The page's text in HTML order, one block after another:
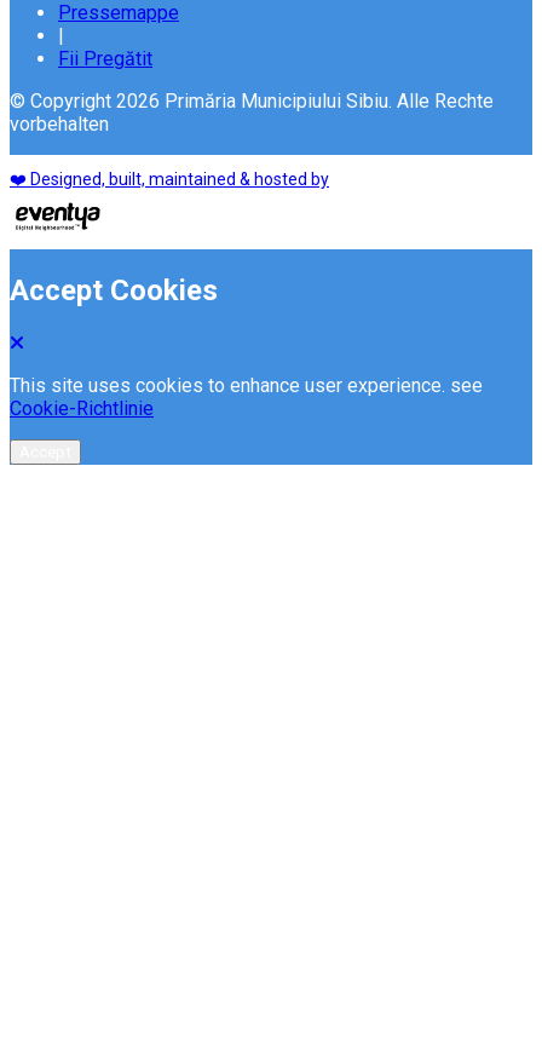
Pressemappe
|
Fii Pregătit
© Copyright 2026 Primăria Municipiului Sibiu. Alle Rechte
vorbehalten
❤️ Designed, built, maintained & hosted by
Accept Cookies
This site uses cookies to enhance user experience. see
Cookie-Richtlinie